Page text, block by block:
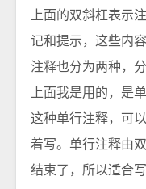
上面的双斜杠表示
记和提示，这些内
注释也分为两种，
上面我是用的，是
这种单行注释，可
着写。单行注释由
结束了，所以适合